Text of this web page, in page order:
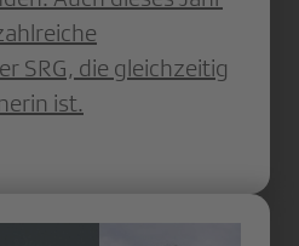
SRG, die gleichzeitig
ist.